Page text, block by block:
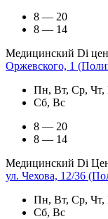
8 — 20
8 — 14
Медицинский Di
Оржевского, 1
Пн, Вт, Ср, Чт,
Сб, Вс
8 — 20
8 — 14
Медицинский Di
ул. Чехова, 12/36
Пн, Вт, Ср, Чт,
Сб, Вс